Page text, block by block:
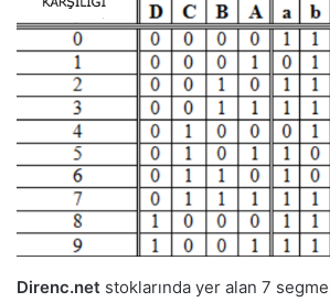
Direnc.net stoklarında yer alan 7